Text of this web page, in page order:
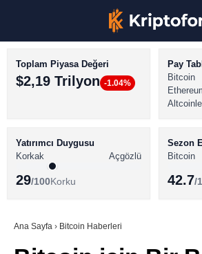
BİTCOİN HABERLERİ
ALTCOİN HABERLERİ
SÖZLÜK
Toplam Piyasa Değeri
$2,19 Trilyon -1.04%
Pay
Bitcoin
Yatırımcı Duygusu
Korkak
Açgözlü
29/100Korku
Sezon
Bitcoin
42.7/
Ana Sayfa › Bitcoin Haberleri